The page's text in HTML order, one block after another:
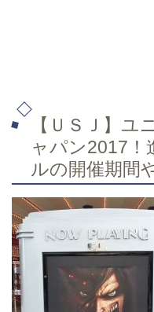
【ＵＳＪ】ユ
ャパン2017！
ルの開催期間